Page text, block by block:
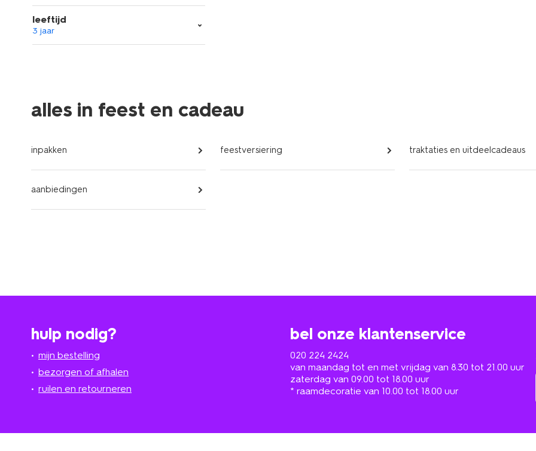
leeftijd
3 jaar
alles in feest en cadeau
inpakken feestversiering traktaties en uitdeelcadeaus
aanbiedingen
hulp nodig?
mijn bestelling
bezorgen of afhalen
ruilen en retourneren
bel onze klantenservice
020 224 2424
van maandag tot en met vrijdag van 8.30 tot 21.00 uur
zaterdag van 09.00 tot 18.00 uur
* raamdecoratie van 10.00 tot 18.00 uur